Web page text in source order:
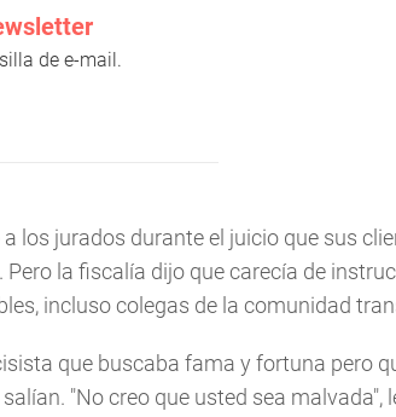
de e-mail.
los jurados durante el juicio que sus
Pero la fiscalía dijo que carecía de
incluso colegas de la comunidad
que buscaba fama y fortuna pero
"No creo que usted sea malvada",